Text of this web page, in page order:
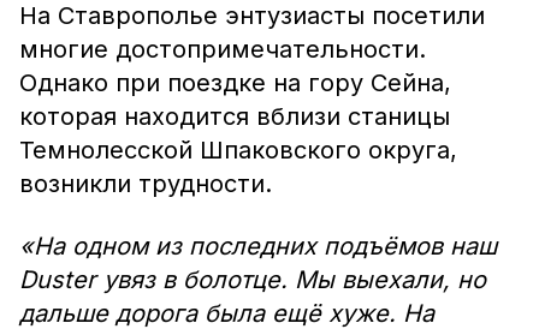
На Ставрополье энтузиасты посетили
многие достопримечательности.
Однако при поездке на гору Сейна,
которая находится вблизи станицы
Темнолесской Шпаковского округа,
возникли трудности.
«На одном из последних подъёмов наш
Duster увяз в болотце. Мы выехали, но
дальше дорога была ещё хуже. На